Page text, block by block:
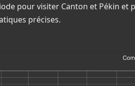
pour visiter Canton et Pékin et
précises.